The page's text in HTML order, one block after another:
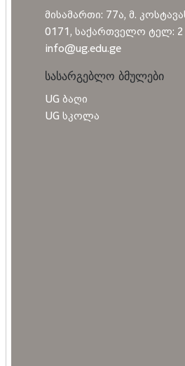
მისამართი: 77ა, მ.
0171, საქართველო ტელ: 2
info@ug.edu.ge
სასარგებლო ბმულები
UG ბაღი
UG სკოლა